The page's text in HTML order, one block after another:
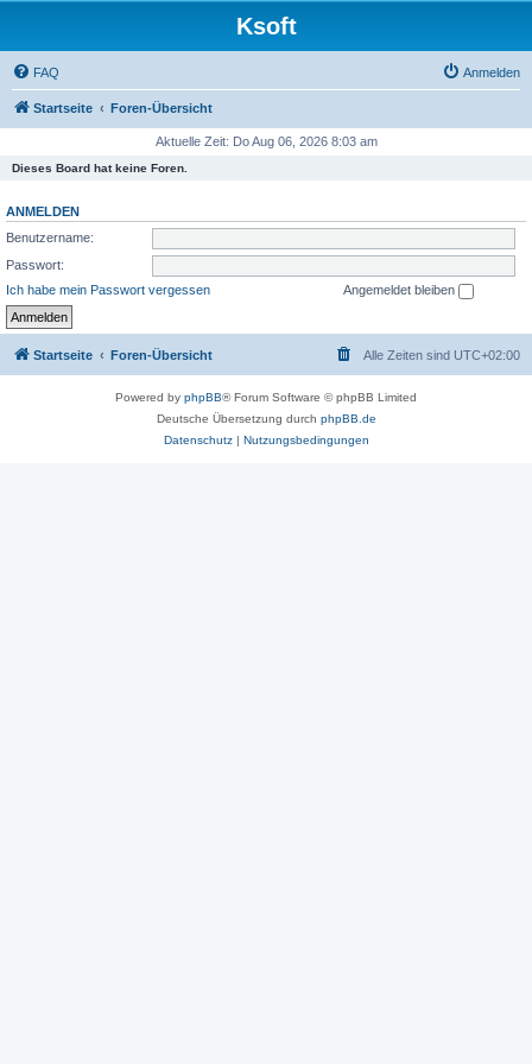
Ksoft
FAQ Anmelden
Startseite Foren-Übersicht
Aktuelle Zeit: Do Aug 06, 2026 8:03 am
Dieses Board hat keine Foren.
ANMELDEN
Benutzername:
Passwort:
Ich habe mein Passwort vergessen
Angemeldet bleiben
Startseite Foren-Übersicht Alle Zeiten sind UTC+02:00
Powered by phpBB® Forum Software © phpBB Limited
Deutsche Übersetzung durch phpBB.de
Datenschutz| Nutzungsbedingungen